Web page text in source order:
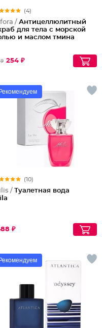
(4)
/ Антицеллюлитный
для тела с морской
и маслом тмина
254 ₽
Рекомендуем
(10)
/ Туалетная вода
₽
Рекомендуем